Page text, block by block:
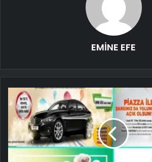
EMİNE EFE